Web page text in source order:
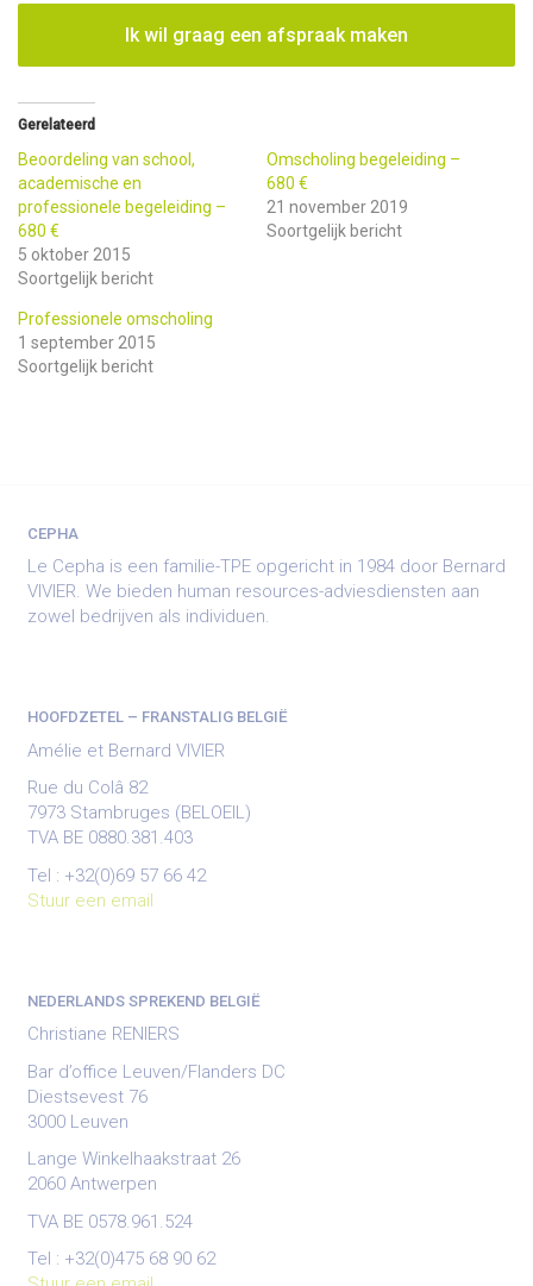
Ik wil graag een afspraak maken
Gerelateerd
Beoordeling van school,
academische en
professionele begeleiding –
680 €
5 oktober 2015
Soortgelijk bericht
Omscholing begeleiding –
680 €
21 november 2019
Soortgelijk bericht
Professionele omscholing
1 september 2015
Soortgelijk bericht
CEPHA
Le Cepha is een familie-TPE opgericht in 1984 door Bernard
VIVIER. We bieden human resources-adviesdiensten aan
zowel bedrijven als individuen.
HOOFDZETEL – FRANSTALIG BELGIË
Amélie et Bernard VIVIER
Rue du Colâ 82
7973 Stambruges (BELOEIL)
TVA BE 0880.381.403
Tel : +32(0)69 57 66 42
Stuur een email
NEDERLANDS SPREKEND BELGIË
Christiane RENIERS
Bar d’office Leuven/Flanders DC
Diestsevest 76
3000 Leuven
Lange Winkelhaakstraat 26
2060 Antwerpen
TVA BE 0578.961.524
Tel : +32(0)475 68 90 62